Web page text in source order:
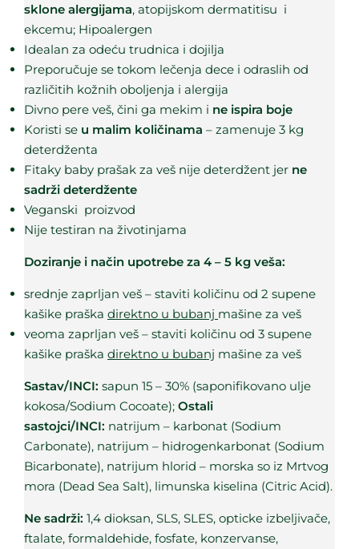
sklone alergijama, atopijskom dermatitisu i
ekcemu; Hipoalergen
Idealan za odeću trudnica i dojilja
Preporučuje se tokom lečenja dece i odraslih od
različitih kožnih oboljenja i alergija
Divno pere veš, čini ga mekim i ne ispira boje
Koristi se u malim količinama – zamenuje 3 kg
deterdženta
Fitaky baby prašak za veš nije deterdžent jer ne
sadrži deterdžente
Veganski proizvod
Nije testiran na životinjama
Doziranje i način upotrebe za 4 – 5 kg veša:
srednje zaprljan veš – staviti količinu od 2 supene
kašike praška direktno u bubanj mašine za veš
veoma zaprljan veš – staviti količinu od 3 supene
kašike praška direktno u bubanj mašine za veš
Sastav/INCI: sapun 15 – 30% (saponifikovano ulje
kokosa/Sodium Cocoate); Ostali
sastojci/INCI: natrijum – karbonat (Sodium
Carbonate), natrijum – hidrogenkarbonat (Sodium
Bicarbonate), natrijum hlorid – morska so iz Mrtvog
mora (Dead Sea Salt), limunska kiselina (Citric Acid).
Ne sadrži: 1,4 dioksan, SLS, SLES, opticke izbeljivače,
ftalate, formaldehide, fosfate, konzervanse,